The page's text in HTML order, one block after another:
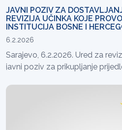
JAVNI POZIV ZA
REVIZIJA UČINKA KOJE
INSTITUCIJA BOSNE I
6.2.2026
Sarajevo, 6.2.2026. Ured za
javni poziv za prikupljanje